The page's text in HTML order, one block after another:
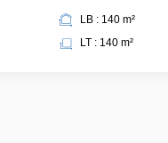
LB : 140 m²
LT : 140 m²